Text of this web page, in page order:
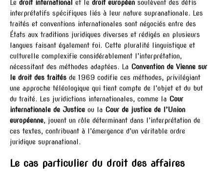
Le droit international et le droit européen soulèvent des défis
interprétatifs spécifiques liés à leur nature supranationale. Les
traités et conventions internationales sont négociés entre des
États aux traditions juridiques diverses et rédigés en plusieurs
langues faisant également foi. Cette pluralité linguistique et
culturelle complexifie considérablement l’interprétation,
nécessitant des méthodes adaptées. La Convention de Vienne sur
le droit des traités de 1969 codifie ces méthodes, privilégiant
une approche téléologique qui tient compte de l’objet et du but
du traité. Les juridictions internationales, comme la Cour
internationale de Justice ou la Cour de justice de l’Union
européenne, jouent un rôle déterminant dans l’interprétation de
ces textes, contribuant à l’émergence d’un véritable ordre
juridique supranational.
Le cas particulier du droit des affaires